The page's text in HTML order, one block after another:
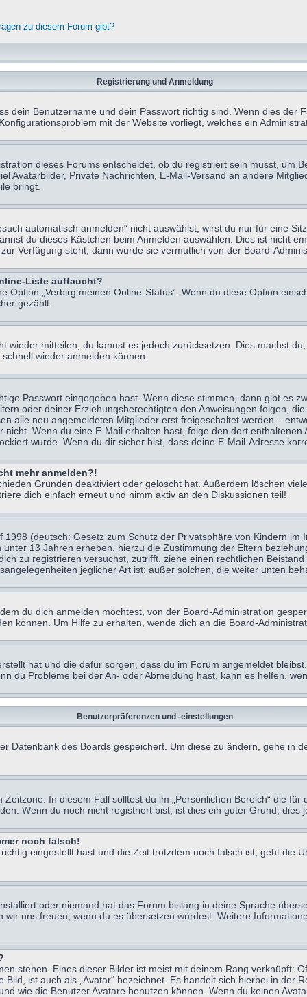
zu diesem Forum gibt?
Registrierung und Anmeldung
dein Benutzername und dein Passwort richtig sind. Wenn dies der
mit der Website vorliegt, welches ein
dieses Forums entscheidet, ob du registriert sein musst, um
Avatarbilder, Private Nachrichten, E-Mail-Versand an andere
bringt.
automatisch anmelden“ nicht auswählst, wirst du nur für eine
du dieses Kästchen beim Anmelden auswählen. Dies ist nicht
Verfügung steht, dann wurde sie vermutlich von der Board-
Liste auftaucht?
„Verbirg meinen Online-Status“. Wenn du diese Option
gezählt.
wieder mitteilen, du kannst es jedoch zurücksetzen. Dies machst
wieder anmelden können.
Passwort eingegeben hast. Wenn diese stimmen, dann gibt es
oder deiner Erziehungsberechtigten den Anweisungen folgen,
alle neu angemeldeten Mitglieder erst freigeschaltet werden –
Wenn du eine E-Mail erhalten hast, folge den dort
wurde. Wenn du dir sicher bist, dass deine E-Mail-Adresse
mehr anmelden?!
Gründen deaktiviert oder gelöscht hat. Außerdem löschen
dich einfach erneut und nimm aktiv an den Diskussionen teil!
(deutsch: Gesetz zum Schutz der Privatsphäre von Kindern
13 Jahren erheben, hierzu die Zustimmung der Eltern
zu registrieren versuchst, zutrifft, ziehe einen rechtlichen
jeglicher Art ist; außer solchen, die weiter unten
du dich anmelden möchtest, von der Board-Administration
können. Um Hilfe zu erhalten, wende dich an die Board-
hat und die dafür sorgen, dass du im Forum angemeldet
du Probleme bei der An- oder Abmeldung hast, kann es helfen,
Benutzerpräferenzen und -einstellungen
Datenbank des Boards gespeichert. Um diese zu ändern, gehe in
In diesem Fall solltest du im „Persönlichen Bereich“ die
Wenn du noch nicht registriert bist, ist dies ein guter Grund, dies
noch falsch!
eingestellt hast und die Zeit trotzdem noch falsch ist, geht die
oder niemand hat das Forum bislang in deine Sprache
uns freuen, wenn du es übersetzen würdest. Weitere
stehen. Eines dieser Bilder ist meist mit deinem Rang verknüpft:
ist auch als „Avatar“ bezeichnet. Es handelt sich hierbei in der
wie die Benutzer Avatare benutzen können. Wenn du keinen